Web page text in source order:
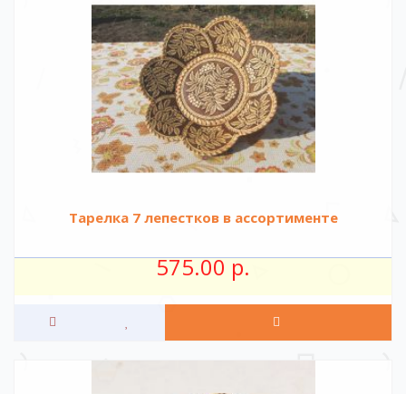
Тарелка 7 лепестков в ассортименте
575.00 р.